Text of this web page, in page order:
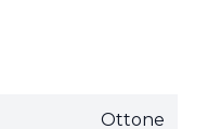
Ottone